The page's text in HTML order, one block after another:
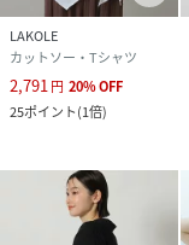
LAKOLE
カットソー・Tシャツ
2,791 円 20%OFF
25ポイント(1倍)